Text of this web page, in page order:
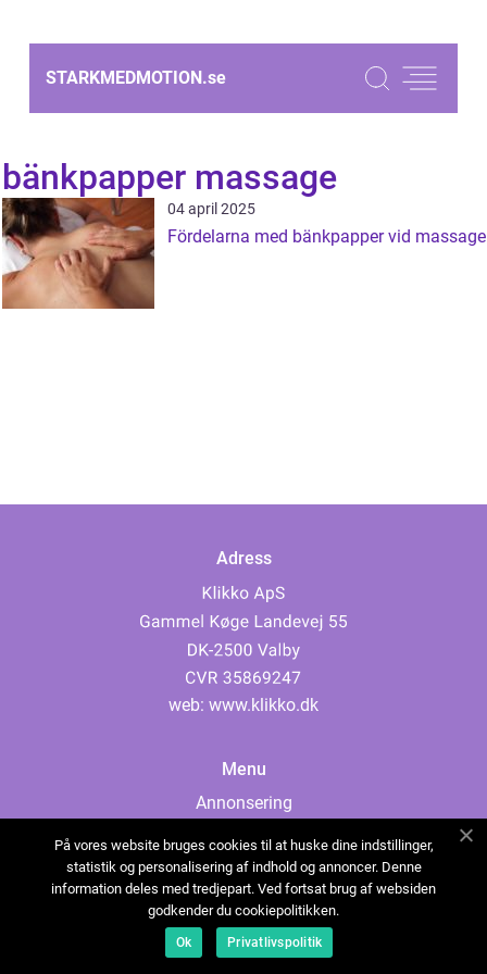
STARKMEDMOTION.se
bänkpapper massage
04 april 2025
Fördelarna med bänkpapper vid massage
Adress
web: www.klikko.dk
Menu
Annonsering
Cookies
Kontakta oss
Sitemap
På vores website bruges cookies til at huske dine indstillinger,
statistik og personalisering af indhold og annoncer. Denne
information deles med tredjepart. Ved fortsat brug af websiden
godkender du cookiepolitikken.
Ok Privatlivspolitik